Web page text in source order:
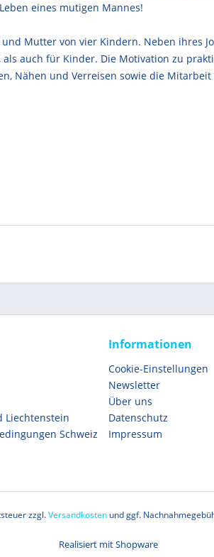
eines mutigen Mannes!
Mutter von vier Kindern. Neben ihres
auch für Kinder. Die Motivation zu
Nähen und Verreisen sowie die
Liechtenstein
Schweiz
Informationen
Cookie-Einstellungen
Newsletter
Über uns
Datenschutz
Impressum
zzgl.Versandkostenund ggf.
Realisiert mit Shopware